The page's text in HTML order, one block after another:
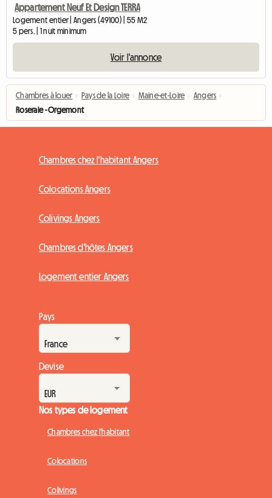
Appartement Neuf Et Design TERRA
Logement entier | Angers (49100) | 55 M2
5 pers. | 1 nuit minimum
Voir l'annonce
Chambres à louer › Pays de la Loire › Maine-et-Loire › Angers ›
Roseraie - Orgemont
Chambres chez l'habitant Angers
Colocations Angers
Colivings Angers
Chambres d'hôtes Angers
Logement entier Angers
Pays
Devise
Nos types de logement
Chambres chez l'habitant
Colocations
Colivings